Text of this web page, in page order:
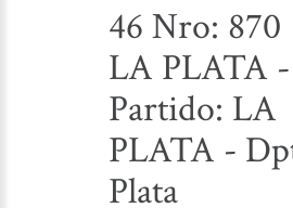
46 Nro: 870
LA PLATA -
Partido: LA
PLATA -
Plata